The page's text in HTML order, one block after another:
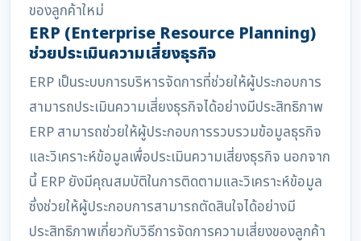
ของลูกค้าใหม่
ERP (Enterprise Resource Planning)
ช่วยประเมินความเสี่ยงธุรกิจ
ERP เป็นระบบการบริหารจัดการที่ช่วยให้ผู้ประกอบการ
สามารถประเมินความเสี่ยงธุรกิจได้อย่างมีประสิทธิภาพ
ERP สามารถช่วยให้ผู้ประกอบการรวบรวมข้อมูลธุรกิจ
และวิเคราะห์ข้อมูลเพื่อประเมินความเสี่ยงธุรกิจ นอกจาก
นี้ ERP ยังมีคุณสมบัติในการติดตามและวิเคราะห์ข้อมูล
ซึ่งช่วยให้ผู้ประกอบการสามารถตัดสินใจได้อย่างมี
ประสิทธิภาพเกี่ยวกับวิธีการจัดการความเสี่ยงของลูกค้า